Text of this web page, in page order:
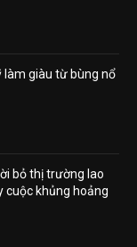
làm giàu từ bùng nổ
bỏ thị trường lao
cuộc khủng hoảng